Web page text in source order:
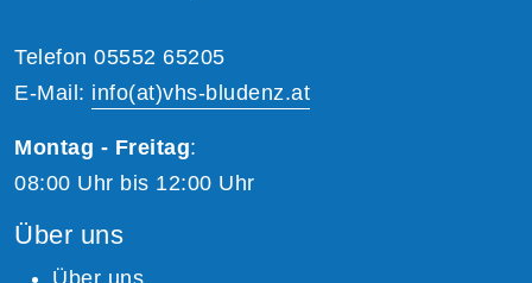
Telefon 05552 65205
E-Mail: info(at)vhs-bludenz.at
Montag - Freitag:
08:00 Uhr bis 12:00 Uhr
Über uns
Über uns